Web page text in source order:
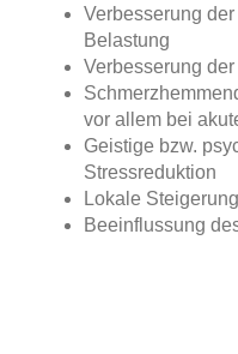
Verbesserung
Belastung
Verbesserung
vor allem bei
Geistige bzw.
Stressreduktion
Lokale
Beeinflussung